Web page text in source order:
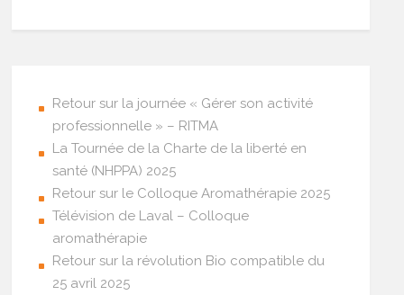
Retour sur la journée « Gérer son activité
professionnelle » – RITMA
La Tournée de la Charte de la liberté en
santé (NHPPA) 2025
Retour sur le Colloque Aromathérapie 2025
Télévision de Laval – Colloque
aromathérapie
Retour sur la révolution Bio compatible du
25 avril 2025